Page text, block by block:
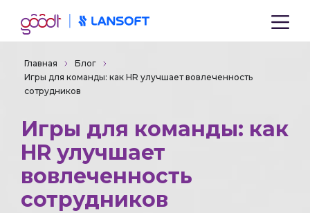
Главная
Блог
Игры для команды: как HR улучшает вовлеченность
сотрудников
Игры для команды: как
HR улучшает
вовлеченность
сотрудников